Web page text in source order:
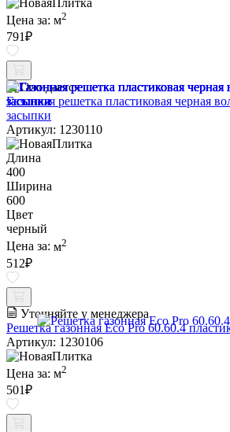
Цена за: м2
791₽
Ожидается
Газонная решетка пластиковая черная
засыпки
Артикул: 1230110
Длина
400
Ширина
600
Цвет
черный
Цена за: м2
512₽
Уточняйте у менеджера
Решетка газонная Eco Pro 60.60.4
Артикул: 1230106
Цена за: м2
501₽